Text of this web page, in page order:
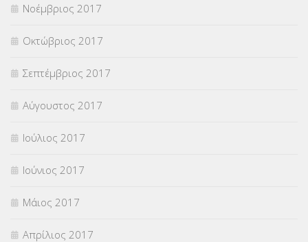
Νοέμβριος 2017
Οκτώβριος 2017
Σεπτέμβριος 2017
Αύγουστος 2017
Ιούλιος 2017
Ιούνιος 2017
Μάιος 2017
Απρίλιος 2017